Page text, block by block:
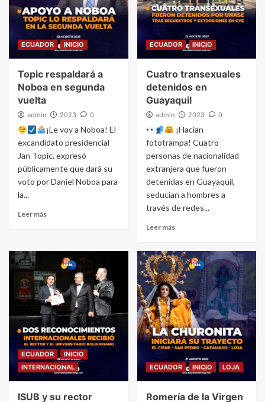
ECUADOR INICIO
Topic respaldará a
Noboa en segunda
vuelta
admin 2023 0
¡Le voy a Noboa! El
excandidato presidencial
Jan Topic, expresó
públicamente que dará su
voto por Daniel Noboa para
la...
Leer más
ECUADOR INICIO
Cuatro transexuales
detenidos en
Guayaquil
admin 2023 0
¡Hacían
fototrampa! Cuatro
personas de nacionalidad
extranjera que fueron
detenidas en Guayaquil,
seducían a hombres a
través de redes...
Leer más
ECUADOR
INICIO
INTERNACIONAL
ISUB y su rector
ECUADOR INICIO LOJA
Romería de la Virgen